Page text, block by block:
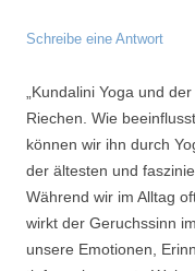
Schreibe eine Antwort
„Kundalini Yoga und
Riechen. Wie
können wir ihn durch
der ältesten und
Während wir im Alltag
wirkt der Geruchssinn
unsere Emotionen,